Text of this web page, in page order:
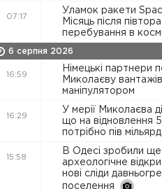
07:17
Уламок ракети
Місяць після
перебування в
6 серпня 2026
16:59
Німецькі партнери
Миколаєву
маніпулятором
16:29
У мерії Миколаєва
що на відновлення
потрібно пів
15:58
В Одесі зробили
археологічне
нові сліди
поселення